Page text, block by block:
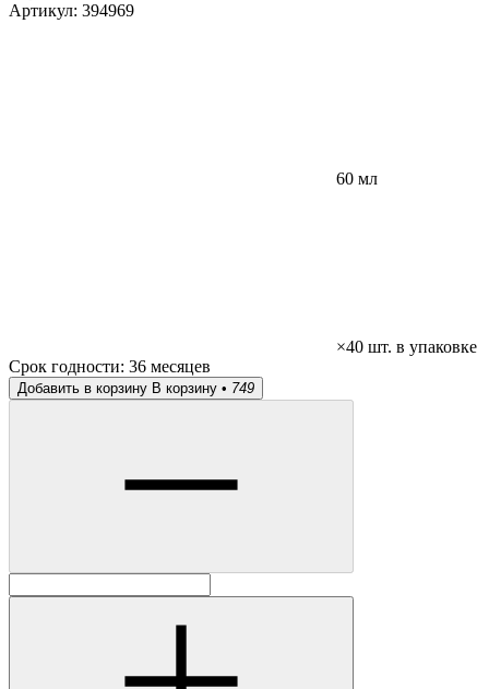
Артикул: 394969
60 мл
×40 шт. в упаковке
Срок годности: 36 месяцев
Добавить в корзину В корзину • 749